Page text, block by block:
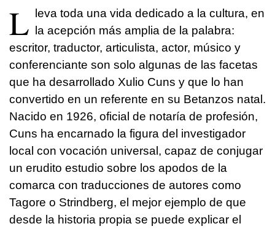
L
leva toda una vida dedicado a la cultura, en
la acepción más amplia de la palabra:
escritor, traductor, articulista, actor, músico y
conferenciante son solo algunas de las facetas
que ha desarrollado Xulio Cuns y que lo han
convertido en un referente en su Betanzos natal.
Nacido en 1926, oficial de notaría de profesión,
Cuns ha encarnado la figura del investigador
local con vocación universal, capaz de conjugar
un erudito estudio sobre los apodos de la
comarca con traducciones de autores como
Tagore o Strindberg, el mejor ejemplo de que
desde la historia propia se puede explicar el